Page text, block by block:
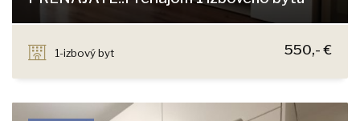
1-izbový byt
550,- €